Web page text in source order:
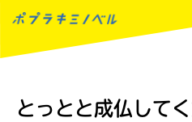
とっとと成仏してく